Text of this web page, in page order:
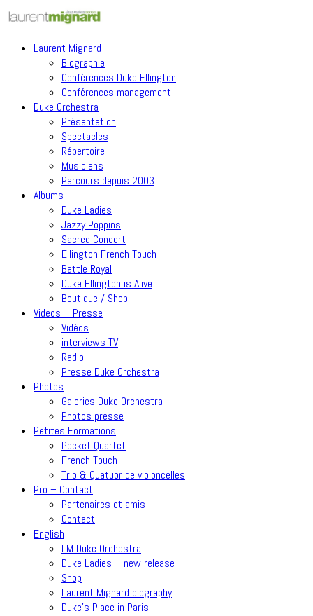
Laurent Mignard
Biographie
Conférences Duke Ellington
Conférences management
Duke Orchestra
Présentation
Spectacles
Répertoire
Musiciens
Parcours depuis 2003
Albums
Duke Ladies
Jazzy Poppins
Sacred Concert
Ellington French Touch
Battle Royal
Duke Ellington is Alive
Boutique / Shop
Videos – Presse
Vidéos
interviews TV
Radio
Presse Duke Orchestra
Photos
Galeries Duke Orchestra
Photos presse
Petites Formations
Pocket Quartet
French Touch
Trio & Quatuor de violoncelles
Pro – Contact
Partenaires et amis
Contact
English
LM Duke Orchestra
Duke Ladies – new release
Shop
Laurent Mignard biography
Duke’s Place in Paris